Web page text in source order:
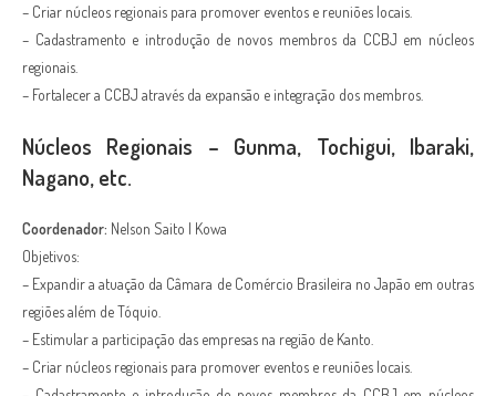
– Criar núcleos regionais para promover eventos e reuniões locais.
– Cadastramento e introdução de novos membros da CCBJ em núcleos
regionais.
– Fortalecer a CCBJ através da expansão e integração dos membros.
Núcleos Regionais – Gunma, Tochigui, Ibaraki,
Nagano, etc.
Coordenador: Nelson Saito | Kowa
Objetivos:
– Expandir a atuação da Câmara de Comércio Brasileira no Japão em outras
regiões além de Tóquio.
– Estimular a participação das empresas na região de Kanto.
– Criar núcleos regionais para promover eventos e reuniões locais.